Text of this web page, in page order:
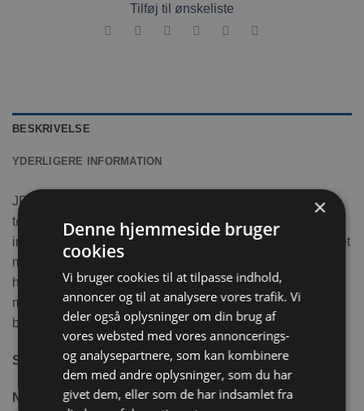
Tilføj til ønskeliste
BESKRIVELSE
YDERLIGERE INFORMATION
JR Farm Urter Plus i spand er fyldt med naturlige og
tørrede urter, grøntsager mm. Denne her lækre blanding
indeholder havreflager, hvedeflager, ærteflager, ekstruderet
majsmel, gulerødder, rødbeder, persille, hvede, puffet
hvede, lucerne, pustet majs, citronmelisse, johannesbrød,
majsflager, mælkebøtte, solsikke, pebermynte, hø af
bjergeng, morgenfrueblomster, rødkløver.
Størrelse:5L / Ca. 1,5 kg.
Næringsindhold:
×
Denne hjemmeside bruger
cookies
Vi bruger cookies til at tilpasse indhold,
annoncer og til at analysere vores trafik. Vi
deler også oplysninger om din brug af
vores websted med vores annoncerings-
og analysepartnere, som kan kombinere
dem med andre oplysninger, som du har
givet dem, eller som de har indsamlet fra